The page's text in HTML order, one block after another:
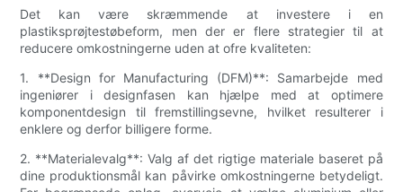
Det kan være skræmmende at investere i en
plastiksprøjtestøbeform, men der er flere strategier til at
reducere omkostningerne uden at ofre kvaliteten:
1. **Design for Manufacturing (DFM)**: Samarbejde med
ingeniører i designfasen kan hjælpe med at optimere
komponentdesign til fremstillingsevne, hvilket resulterer i
enklere og derfor billigere forme.
2. **Materialevalg**: Valg af det rigtige materiale baseret på
dine produktionsmål kan påvirke omkostningerne betydeligt.